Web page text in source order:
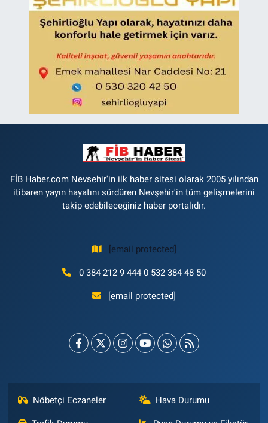
FİB Haber.com Nevsehir'in ilk haber sitesi olarak 2005 yılından
itibaren yayın hayatını sürdüren Nevşehir'in tüm gelişmelerini
takip edebileceğiniz haber portalıdır.
[email protected]
0 384 212 9 444 0 532 384 48 50
[email protected]
Nöbetçi Eczaneler Hava Durumu